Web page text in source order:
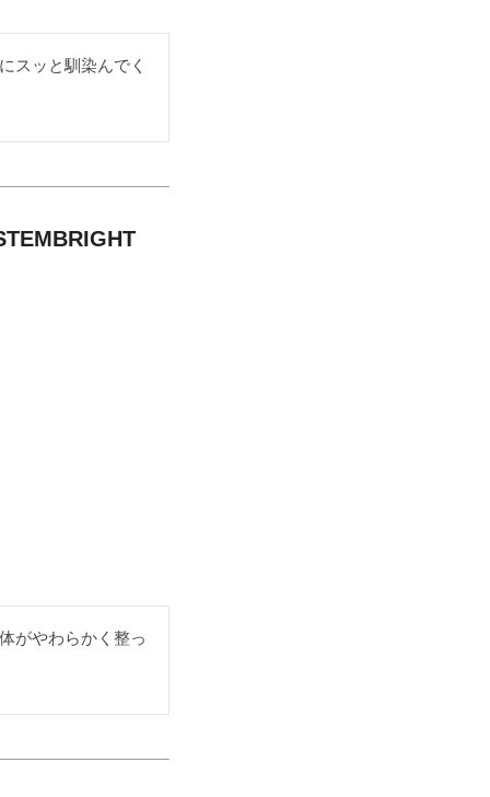
スッと馴染んでく
がやわらかく整っ